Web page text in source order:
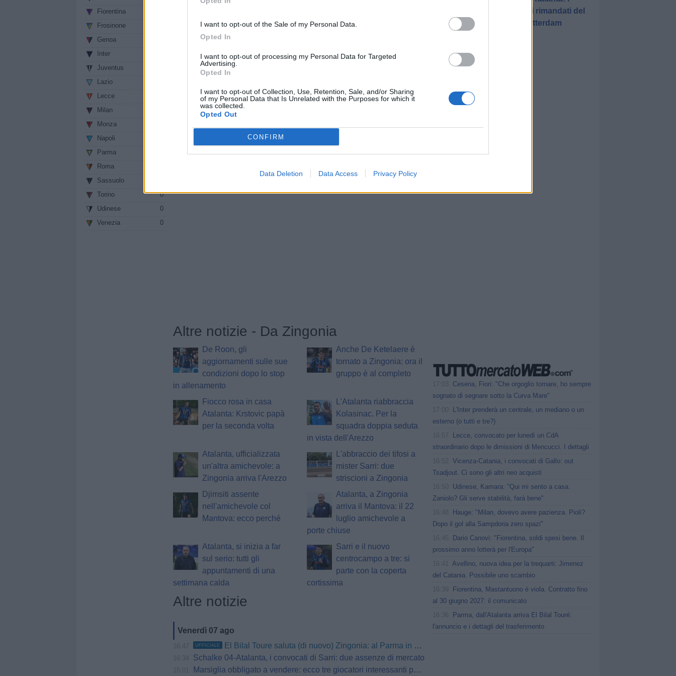
I want to opt-out of the Sale of my Personal Data.
Opted In
I want to opt-out of processing my Personal Data for Targeted
Advertising.
Opted In
I want to opt-out of Collection, Use, Retention, Sale, and/or Sharing
of my Personal Data that Is Unrelated with the Purposes for which it
was collected.
Opted Out
CONFIRM
Data Deletion Data Access Privacy Policy
Fiorentina
Frosinone
Genoa
Inter
Juventus
Lazio
Lecce
Milan
Monza
Napoli
Parma
Roma
Sassuolo
Torino
0
Udinese
0
Venezia
0
Altre notizie - Da Zingonia
De Roon, gli
aggiornamenti sulle sue
condizioni dopo lo stop
in allenamento
Anche De Ketelaere è
tornato a Zingonia: ora il
gruppo è al completo
Fiocco rosa in casa
Atalanta: Krstovic papà
per la seconda volta
L'Atalanta riabbraccia
Kolasinac. Per la
squadra doppia seduta
in vista dell'Arezzo
Atalanta, ufficializzata
un'altra amichevole: a
Zingonia arriva l'Arezzo
L'abbraccio dei tifosi a
mister Sarri: due
striscioni a Zingonia
Djimsiti assente
nell'amichevole col
Mantova: ecco perché
Atalanta, a Zingonia
arriva il Mantova: il 22
luglio amichevole a
porte chiuse
Atalanta, si inizia a far
sul serio: tutti gli
appuntamenti di una
settimana calda
Sarri e il nuovo
centrocampo a tre: si
parte con la coperta
cortissima
Altre notizie
Venerdì 07 ago
UFFICIALE El Bilal Toure saluta (di nuovo) Zingonia: al Parma in prestito
Schalke 04-Atalanta, i convocati di Sarri: due assenze di mercato
Marsiglia obbligato a vendere: ecco tre giocatori interessanti per l’Atalanta
promossi e i rimandati del
match di Rotterdam
Cesena, Fiori: "Che orgoglio tornare, ho sempre
sognato di segnare sotto la Curva Mare"
L'Inter prenderà un centrale, un mediano o un
esterno (o tutti e tre?)
Lecce, convocato per lunedì un CdA
straordinario dopo le dimissioni di Mencucci. I dettagli
Vicenza-Catania, i convocati di Gallo: out
Tsadjout. Ci sono gli altri neo acquisti
Udinese, Kamara: "Qui mi sento a casa.
Zaniolo? Gli serve stabilità, farà bene"
Hauge: "Milan, dovevo avere pazienza. Pioli?
Dopo il gol alla Sampdoria zero spazi"
Dario Canovi: "Fiorentina, soldi spesi bene. Il
prossimo anno lotterà per l'Europa"
Avellino, nuova idea per la trequarti: Jimenez
del Catania. Possibile uno scambio
Fiorentina, Mastantuono è viola. Contratto fino
al 30 giugno 2027: il comunicato
Parma, dall'Atalanta arriva El Bilal Touré:
l'annuncio e i dettagli del trasferimento